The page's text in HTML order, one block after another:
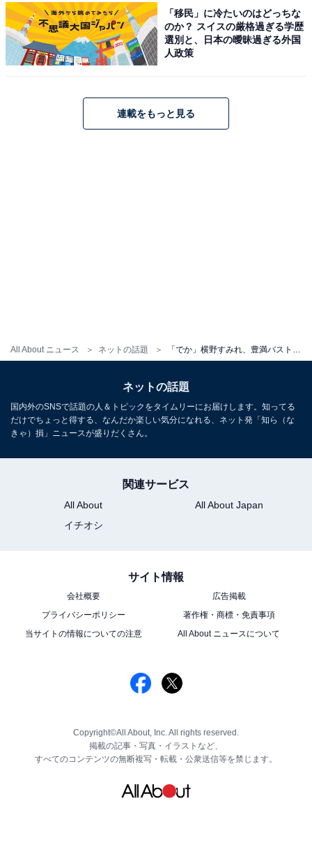
All About ニュース ネットの話題
「移民」に冷たいのはどっちな
のか？ スイスの厳格過ぎる学歴
選別と、日本の曖昧過ぎる外国
人政策
連載をもっと見る
ネットの話題
国内外のSNSで話題の人＆トピックをタイムリーにお届けします。知ってる
だけでちょっと得する、なんだか楽しい気分になれる、ネット発「知ら（な
きゃ）損」ニュースが盛りだくさん。
関連サービス
All About
All About Japan
イチオシ
サイト情報
会社概要
広告掲載
プライバシーポリシー
著作権・商標・免責事項
当サイトの情報についての注意
All About ニュースについて
Copyright©All About, Inc. All rights reserved.
掲載の記事・写真・イラストなど、
すべてのコンテンツの無断複写・転載・公衆送信等を禁じます。